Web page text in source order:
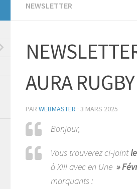
NEWSLETTER
AURA
PAR WEBMASTER · 3 MARS 2025
Bonjour,
Vous trouverez ci-joint
à XIII avec en Une »
marquants :